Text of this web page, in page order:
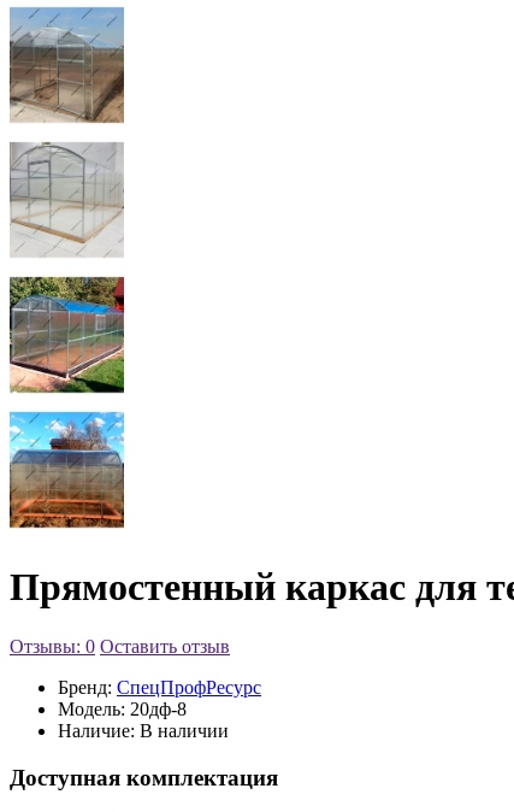
Прямостенный каркас для
Отзывы: 0 Оставить отзыв
Бренд: СпецПрофРесурс
Модель: 20дф-8
Наличие: В наличии
Доступная комплектация